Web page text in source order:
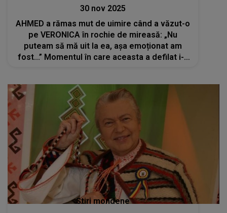
30 nov 2025
AHMED a rămas mut de uimire când a văzut-o
pe VERONICA în rochie de mireasă: „Nu
puteam să mă uit la ea, așa emoționat am
fost...” Momentul în care aceasta a defilat i-a
Stiri mondene